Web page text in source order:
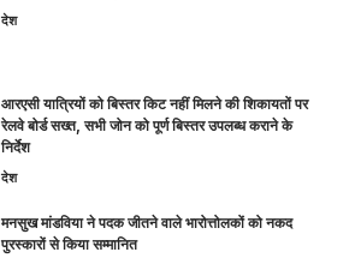
देश
आरएसी यात्रियों को बिस्तर किट नहीं मिलने की शिकायतों पर
रेलवे बोर्ड सख्त, सभी जोन को पूर्ण बिस्तर उपलब्ध कराने के
निर्देश
देश
मनसुख मांडविया ने पदक जीतने वाले भारोत्तोलकों को नकद
पुरस्कारों से किया सम्मानित